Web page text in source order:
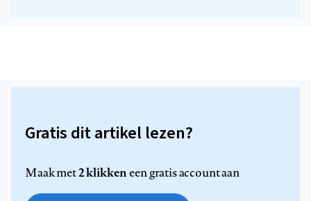
Gratis dit artikel lezen?
Maak met2 klikkeneen gratis account aan